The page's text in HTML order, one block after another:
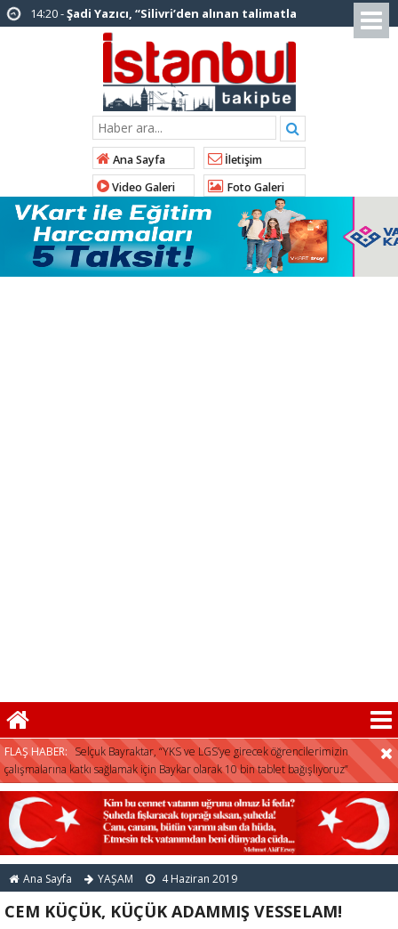
12:12 -AK Parti’ye katılan ilçe belediye
başkanlarından İl Başkanı Özdemir’e ziyaret
Tuzla Belediye Başkanı Eren Ali
Bingöl’den İBB’ye tepki
İstanbul Emniyet Müdürlüğünden
“Gök Kubbe’de, Mavi Vatan’da, Şanlı Topraklarda:
İstanbul Emniyeti Her Yerde” paylaşımı
19:26 -Çekmeköy Belediye Başkanı Orhan
Çerkez AK Parti’ye katıldı
16:56 -İstanbul’da 4 CHP’li belediye başkanı
AK Parti’ye katılıyor
Ana Sayfa
İletişim
Video Galeri
Foto Galeri
FLAŞ HABER: Selçuk Bayraktar, “YKS ve LGS’ye girecek öğrencilerimizin
çalışmalarına katkı sağlamak için Baykar olarak 10 bin tablet bağışlıyoruz”
Ana Sayfa YAŞAM 4 Haziran 2019
CEM KÜÇÜK, KÜÇÜK ADAMMIŞ VESSELAM!